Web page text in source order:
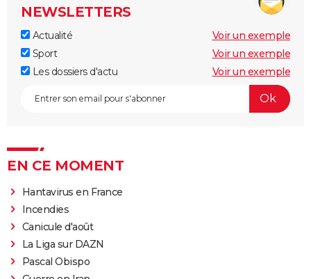
NEWSLETTERS
Actualité
Voir un exemple
Sport
Voir un exemple
Les dossiers d'actu
Voir un exemple
EN CE MOMENT
Hantavirus en France
Incendies
Canicule d'août
La Liga sur DAZN
Pascal Obispo